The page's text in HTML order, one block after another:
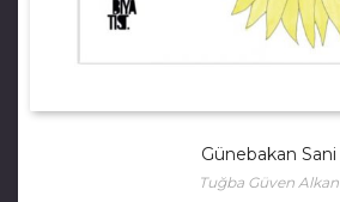
Günebakan Sani
Tuğba Güven Alkan